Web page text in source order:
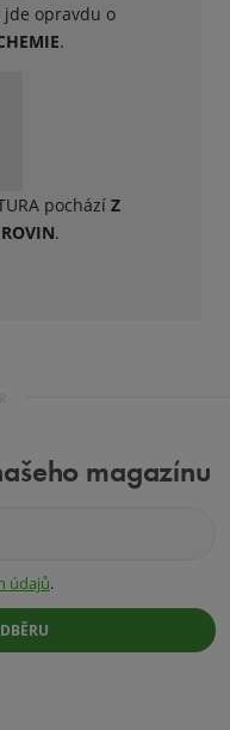
jde opravdu o
.
pochází Z
.
magazínu
údajů.